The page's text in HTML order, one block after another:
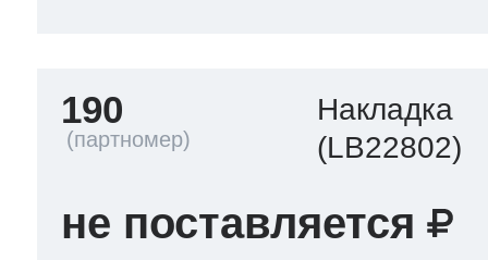
190
Накладка
(LB22802)
не поставляется